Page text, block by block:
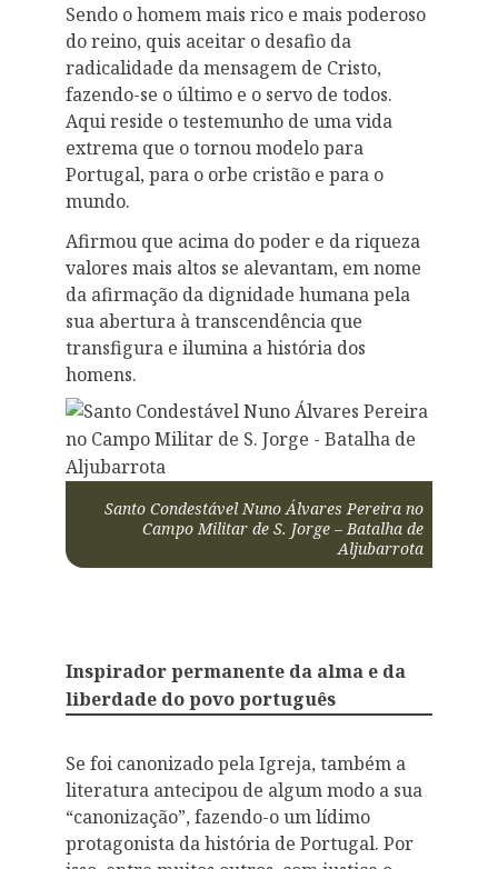
Sendo o homem mais rico e mais poderoso
do reino, quis aceitar o desafio da
radicalidade da mensagem de Cristo,
fazendo-se o último e o servo de todos.
Aqui reside o testemunho de uma vida
extrema que o tornou modelo para
Portugal, para o orbe cristão e para o
mundo.
Afirmou que acima do poder e da riqueza
valores mais altos se alevantam, em nome
da afirmação da dignidade humana pela
sua abertura à transcendência que
transfigura e ilumina a história dos
homens.
Santo Condestável Nuno Álvares Pereira no
Campo Militar de S. Jorge – Batalha de
Aljubarrota
Inspirador permanente da alma e da
liberdade do povo português
Se foi canonizado pela Igreja, também a
literatura antecipou de algum modo a sua
“canonização”, fazendo-o um lídimo
protagonista da história de Portugal. Por